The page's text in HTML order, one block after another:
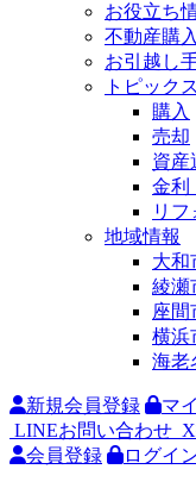
お役立ち
不動産購
お引越し
トピックス
購入
売却
資産
金利
リフ
地域情報
大和
綾瀬
座間
横浜
海老
新規会員登録
マ
LINEお問い合わせ
会員登録
ログイ